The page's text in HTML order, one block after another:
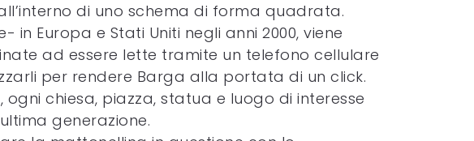
di uno schema di forma quadrata.
Europa e Stati Uniti negli anni 2000, viene
ad essere lette tramite un telefono cellulare
per rendere Barga alla portata di un click.
chiesa, piazza, statua e luogo di interesse
generazione.